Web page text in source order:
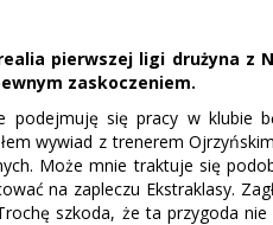
pierwszej ligi drużyna z
zaskoczeniem.
podejmuję się pracy w klubie
wywiad z trenerem
Może mnie traktuje się
na zapleczu Ekstraklasy.
szkoda, że ta przygoda